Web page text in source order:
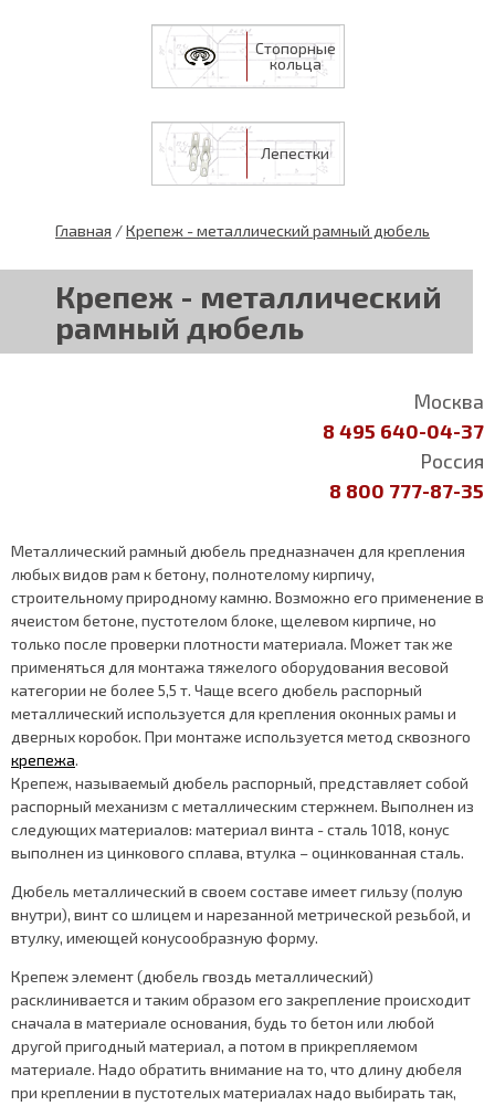
Стопорные
кольца
Лепестки
Главная /Крепеж - металлический рамный дюбель
Крепеж - металлический
рамный дюбель
Москва
8 495 640-04-37
Россия
8 800 777-87-35
Металлический рамный дюбель предназначен для крепления
любых видов рам к бетону, полнотелому кирпичу,
строительному природному камню. Возможно его применение в
ячеистом бетоне, пустотелом блоке, щелевом кирпиче, но
только после проверки плотности материала. Может так же
применяться для монтажа тяжелого оборудования весовой
категории не более 5,5 т. Чаще всего дюбель распорный
металлический используется для крепления оконных рамы и
дверных коробок. При монтаже используется метод сквозного
крепежа.
Крепеж, называемый дюбель распорный, представляет собой
распорный механизм с металлическим стержнем. Выполнен из
следующих материалов: материал винта - сталь 1018, конус
выполнен из цинкового сплава, втулка – оцинкованная сталь.
Дюбель металлический в своем составе имеет гильзу (полую
внутри), винт со шлицем и нарезанной метрической резьбой, и
втулку, имеющей конусообразную форму.
Крепеж элемент (дюбель гвоздь металлический)
расклинивается и таким образом его закрепление происходит
сначала в материале основания, будь то бетон или любой
другой пригодный материал, а потом в прикрепляемом
материале. Надо обратить внимание на то, что длину дюбеля
при креплении в пустотелых материалах надо выбирать так,